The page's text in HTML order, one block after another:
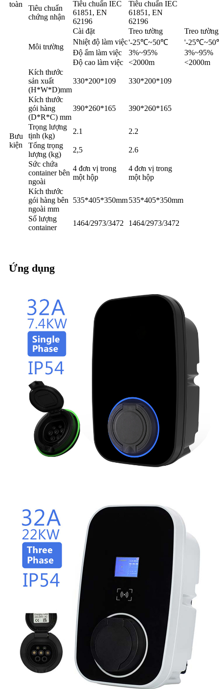
toàn
Tiêu chuẩn
chứng nhận
Tiêu chuẩn IEC
61851, EN
62196
Tiêu chuẩn IEC
61851, EN
62196
Môi trường
Cài đặt Treo tường
Treo tường
Nhiệt độ làm việc'-25℃~50℃
'-
Độ ẩm làm việc
3%~95%
3%~95%
Độ cao làm việc
<2000m <2000m
Bưu
kiện
Kích thước
sản xuất
(H*W*D)mm
330*200*109 330*200*109
Kích thước
gói hàng
(D*R*C) mm
390*260*165 390*260*165
Trọng lượng
tịnh (kg)
2.1
2.2
Tổng trọng
lượng (kg)
2,5
2.6
Sức chứa
container bên
ngoài
4 đơn vị trong
một hộp
4 đơn vị trong
một hộp
Kích thước
gói hàng bên
ngoài mm
535*405*350mm535*405*350mm
Số lượng
container
1464/2973/3472 1464/2973/3472
Ứng dụng